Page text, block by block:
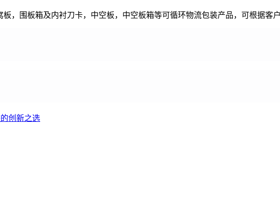
板，围板箱及内衬刀卡，中空板，中空板箱等可循环物流包装产品，可根据客
创新之选